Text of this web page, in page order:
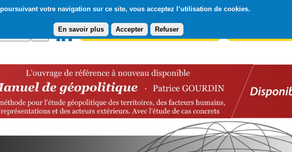
votre navigation sur ce site, vous acceptez l’utilisation de cookies.
En savoir plus Accepter Refuser
Abonnement gratuit à la Lettre du Diploweb